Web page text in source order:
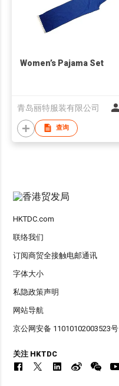
Women’s Pajama Set
青岛丽特服装有限公司
查询
HKTDC.com
联络我们
订阅商贸全接触电邮通讯
字体大小
私隐政策声明
网站导航
京公网安备 11010102003523号
关注 HKTDC